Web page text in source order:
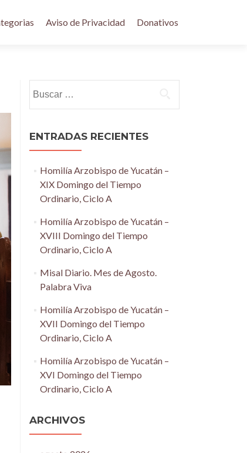
Aviso de Privacidad Donativos
ENTRADAS RECIENTES
Homilía Arzobispo de Yucatán –
XIX Domingo del Tiempo
Ordinario, Ciclo A
Homilía Arzobispo de Yucatán –
XVIII Domingo del Tiempo
Ordinario, Ciclo A
Misal Diario. Mes de Agosto.
Palabra Viva
Homilía Arzobispo de Yucatán –
XVII Domingo del Tiempo
Ordinario, Ciclo A
Homilía Arzobispo de Yucatán –
XVI Domingo del Tiempo
Ordinario, Ciclo A
ARCHIVOS